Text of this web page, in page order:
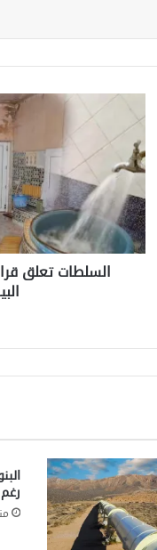
ل
س
ل
ط
ا
ت
ت
ع
ا
إ
ا
ق
ا
ل
ح
م
السلطات تعلق